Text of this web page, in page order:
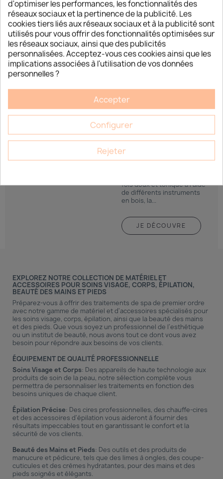
cœur de vos clientes ? 💖 Ah, la Saint-Valentin… Même si elle a
parfois son côté « commercial » critiqué,...
JE DÉCOUVRE
FORMATION
MADÉROTHÉRAPIE
Célèbre technique de
massage d’origine
fois doux et tonique à l’aide
de différents instruments
en bois, la...
JE DÉCOUVRE
EXPLOREZ NOTRE COLLECTION DE MATÉRIEL ET
ACCESSOIRES POUR SOINS VISAGE, CORPS, ÉPILATION,
BEAUTÉ DES MAINS ET PIEDS
Préparez-vous à offrir des traitements de spa de premier ordre
avec notre gamme de matériel et d'accessoires spécialisés pour
les soins visage, corps, épilation, ainsi que la beauté des mains
et des pieds. Que vous soyez un professionnel de l'esthétique
ou un institut de beauté, nous avons tout ce dont vous avez
besoin pour répondre aux besoins de vos clients.
ÉQUIPEMENT DE QUALITÉ PROFESSIONNELLE
Soins Visage et Corps: Des appareils de haute technologie aux
produits de soin de la peau, notre sélection complète vous
permettra de personnaliser les traitements en fonction des
besoins uniques de chaque client.
Épilation Précise: Des cires professionnelles, des chauffe-cires
et des accessoires d'épilation vous aideront à fournir des
résultats impeccables tout en garantissant le confort et la
sécurité de vos clients.
Beauté des Mains et Pieds: Des outils et des produits de
manucure et pédicure, tels que des limes à ongles, des coupe-
cuticules et des crèmes hydratantes, pour des mains et des
pieds soignés et élégants.
d'optimiser les performances, les fonctionnalités des
réseaux sociaux et la pertinence de la publicité. Les
cookies tiers liés aux réseaux sociaux et à la publicité sont
utilisés pour vous offrir des fonctionnalités optimisées sur
les réseaux sociaux, ainsi que des publicités
personnalisées. Acceptez-vous ces cookies ainsi que les
implications associées à l'utilisation de vos données
personnelles ?
Accepter
Configurer
Rejeter